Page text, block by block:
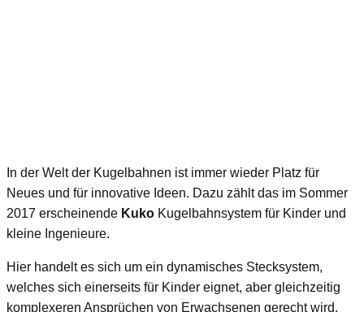
In der Welt der Kugelbahnen ist immer wieder Platz für
Neues und für innovative Ideen. Dazu zählt das im Sommer
2017 erscheinende Kuko Kugelbahnsystem für Kinder und
kleine Ingenieure.
Hier handelt es sich um ein dynamisches Stecksystem,
welches sich einerseits für Kinder eignet, aber gleichzeitig
komplexeren Ansprüchen von Erwachsenen gerecht wird.